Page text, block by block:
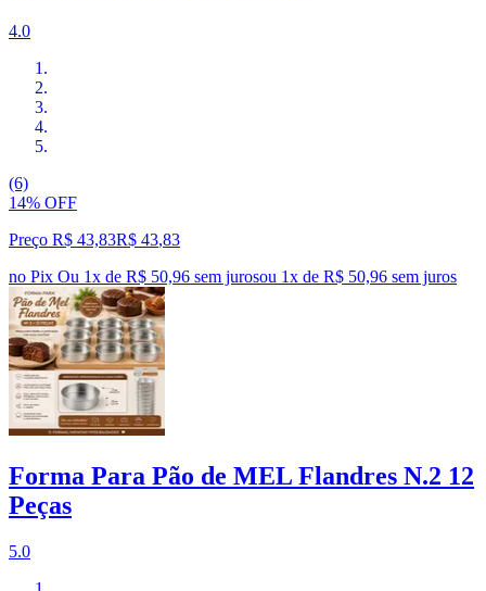
4.0
(6)
14% OFF
Preço R$ 43,83R$ 43,83
no Pix Ou 1x de R$ 50,96 sem jurosou 1x de R$ 50,96 sem juros
Forma Para Pão de MEL Flandres N.2 12
Peças
5.0